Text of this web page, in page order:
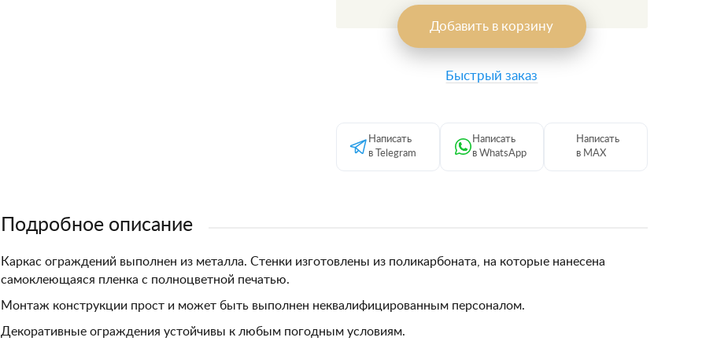
Добавить в корзину
Быстрый заказ
Написать
в Telegram
Написать
в WhatsApp
Написать
в MAX
Подробное описание
Каркас ограждений выполнен из металла. Стенки изготовлены из поликарбоната, на которые нанесена
самоклеющаяся пленка с полноцветной печатью.
Монтаж конструкции прост и может быть выполнен неквалифицированным персоналом.
Декоративные ограждения устойчивы к любым погодным условиям.